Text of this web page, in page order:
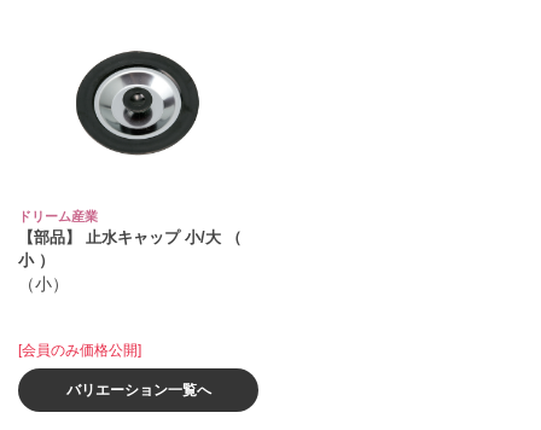
ドリーム産業
【部品】 止水キャップ 小/大 （
小 ）
（小）
[会員のみ価格公開]
バリエーション一覧へ